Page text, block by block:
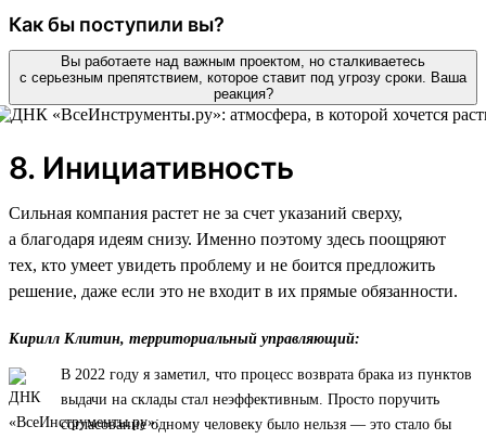
Как бы поступили вы?
Вы работаете над важным проектом, но сталкиваетесь
с серьезным препятствием, которое ставит под угрозу сроки. Ваша
реакция?
8. Инициативность
Сильная компания растет не за счет указаний сверху,
а благодаря идеям снизу. Именно поэтому здесь поощряют
тех, кто умеет увидеть проблему и не боится предложить
решение, даже если это не входит в их прямые обязанности.
Кирилл Клитин, территориальный управляющий:
В 2022 году я заметил, что процесс возврата брака из пунктов
выдачи на склады стал неэффективным. Просто поручить
согласование одному человеку было нельзя — это стало бы